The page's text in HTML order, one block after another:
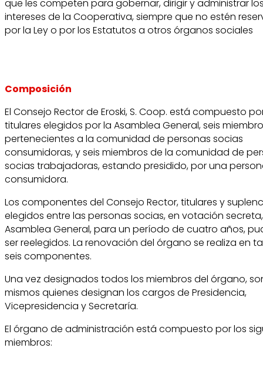
que les competen para gobernar, dirigir y administrar
intereses de la Cooperativa, siempre que no estén
por la Ley o por los Estatutos a otros órganos sociales
Composición
El Consejo Rector de Eroski, S. Coop. está compuesto
titulares elegidos por la Asamblea General, seis
pertenecientes a la comunidad de personas socias
consumidoras, y seis miembros de la comunidad de
socias trabajadoras, estando presidido, por una
consumidora.
Los componentes del Consejo Rector, titulares y
elegidos entre las personas socias, en votación
Asamblea General, para un período de cuatro años,
ser reelegidos. La renovación del órgano se realiza en
seis componentes.
Una vez designados todos los miembros del órgano,
mismos quienes designan los cargos de Presidencia,
Vicepresidencia y Secretaría.
El órgano de administración está compuesto por los
miembros: